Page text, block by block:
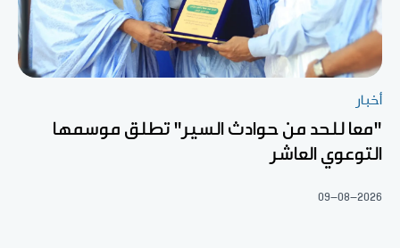
أخبار
"معا للحد من حوادث السير" تطلق موسمها
التوعوي العاشر
09-08-2026